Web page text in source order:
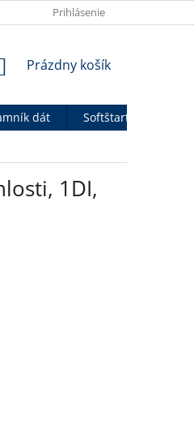
VÝHODY PRE B2B PARTNEROV
Prihlásenie
NÁKUPNÝ
Prázdny košík
dát Softštartéry
1DI,